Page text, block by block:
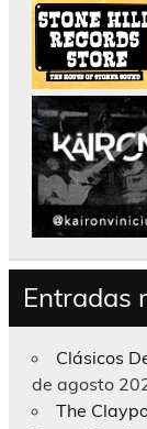
Entradas
Clásicos
de agosto
The